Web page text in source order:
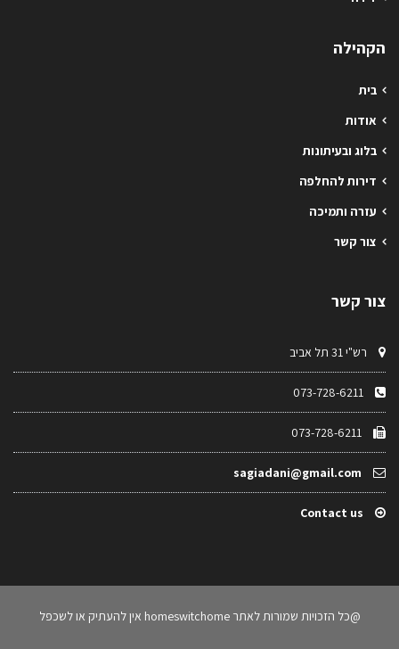
הקהילה
בית
אודות
בלוג ובעיתונות
דירות להחלפה
עזרה ותמיכה
צור קשר
צור קשר
רש"י 31 תל אביב
sagiadani@gmail.com
Contact us
@כל הזכויות שמורות לאתר homeswitchome אין להעתיק או לשכפל